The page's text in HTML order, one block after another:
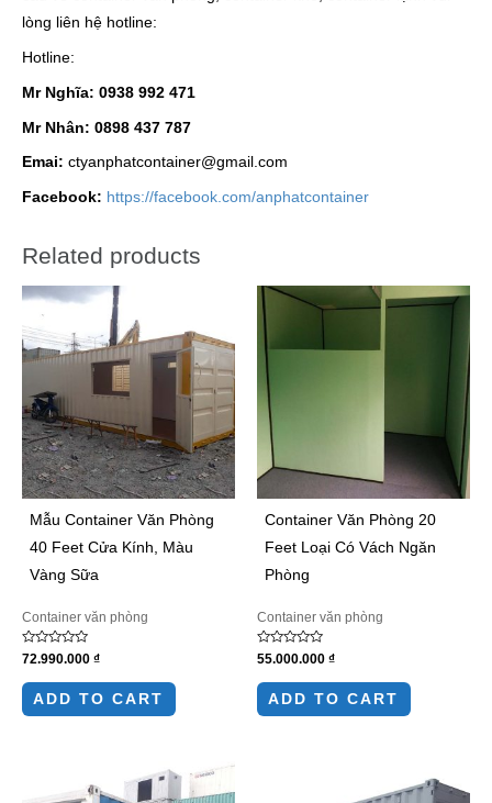
lòng liên hệ hotline:
Hotline:
Mr Nghĩa: 0938 992 471
Mr Nhân: 0898 437 787
Emai: ctyanphatcontainer@gmail.com
Facebook: https://facebook.com/anphatcontainer
Related products
Mẫu Container Văn Phòng
40 Feet Cửa Kính, Màu
Vàng Sữa
Container văn phòng
Rated
0
out
of
72.990.000 ₫
ADD TO CART
Container Văn Phòng 20
Feet Loại Có Vách Ngăn
Phòng
Container văn phòng
Rated
0
out
of
55.000.000 ₫
ADD TO CART